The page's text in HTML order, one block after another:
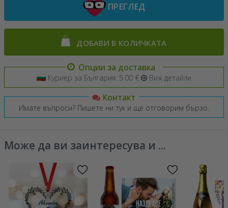
ПРЕГЛЕД
ДОБАВИ В КОЛИЧКАТА
Опции за доставка
Куриер за България: 5.00 € Виж детайли
Контакт
Имате въпроси? Пишете ни тук и ще отговорим бързо.
Може да ви заинтересува и ...